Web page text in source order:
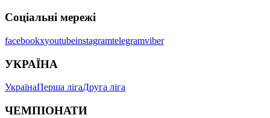
Соціальні мережі
facebookxyoutubeinstagramtelegramviber
УКРАЇНА
УкраїнаПерша лігаДруга ліга
ЧЕМПІОНАТИ